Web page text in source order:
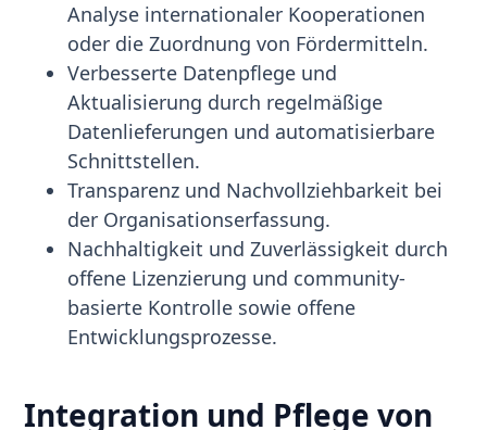
Analyse internationaler Kooperationen
oder die Zuordnung von Fördermitteln.
Verbesserte Datenpflege und
Aktualisierung durch regelmäßige
Datenlieferungen und automatisierbare
Schnittstellen.
Transparenz und Nachvollziehbarkeit bei
der Organisationserfassung.
Nachhaltigkeit und Zuverlässigkeit durch
offene Lizenzierung und community-
basierte Kontrolle sowie offene
Entwicklungsprozesse.
Integration und Pflege von